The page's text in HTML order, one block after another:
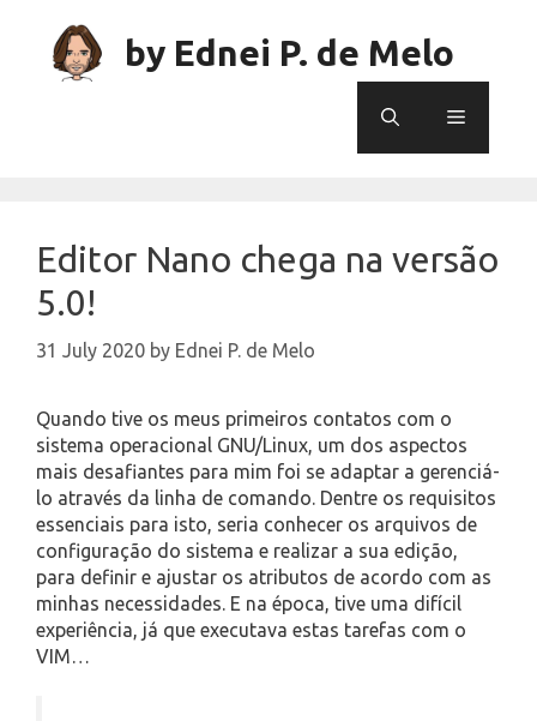
content
by Ednei P. de Melo
Menu
Editor Nano chega na versão
5.0!
31 July 2020 by Ednei P. de Melo
Quando tive os meus primeiros contatos com o
sistema operacional GNU/Linux, um dos aspectos
mais desafiantes para mim foi se adaptar a gerenciá-
lo através da linha de comando. Dentre os requisitos
essenciais para isto, seria conhecer os arquivos de
configuração do sistema e realizar a sua edição,
para definir e ajustar os atributos de acordo com as
minhas necessidades. E na época, tive uma difícil
experiência, já que executava estas tarefas com o
VIM…